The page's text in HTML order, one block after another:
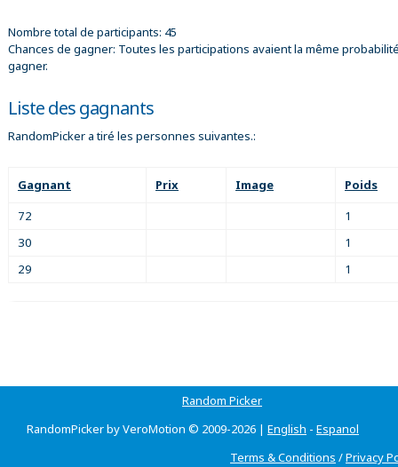
Nombre total de participants: 45
Chances de gagner: Toutes les participations avaient la même
gagner.
Liste des gagnants
RandomPicker a tiré les personnes suivantes.:
Gagnant Prix Image
Poids
72
1
30
1
29
1
Random Picker
RandomPicker by VeroMotion © 2009-2026 | English - Espanol
Terms & Conditions /Privacy